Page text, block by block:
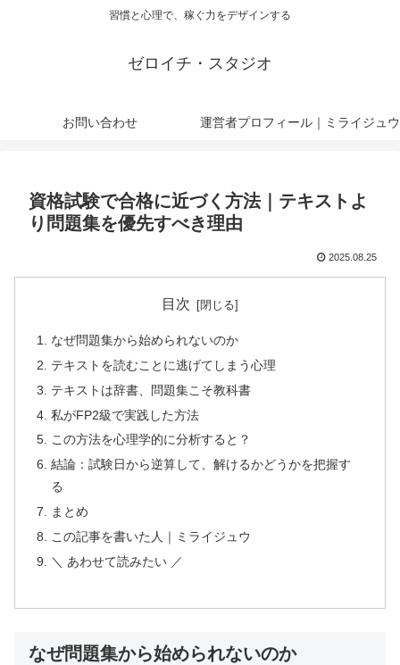
習慣と心理で、稼ぐ力をデザインする
ゼロイチ・スタジオ
お問い合わせ 運営者プロフィール｜ミライジュウ
資格試験で合格に近づく方法｜テキストよ
り問題集を優先すべき理由
2025.08.25
目次
なぜ問題集から始められないのか
テキストを読むことに逃げてしまう心理
テキストは辞書、問題集こそ教科書
私がFP2級で実践した方法
この方法を心理学的に分析すると？
結論：試験日から逆算して、解けるかどうかを把握す
る
まとめ
この記事を書いた人｜ミライジュウ
＼ あわせて読みたい ／
なぜ問題集から始められないのか